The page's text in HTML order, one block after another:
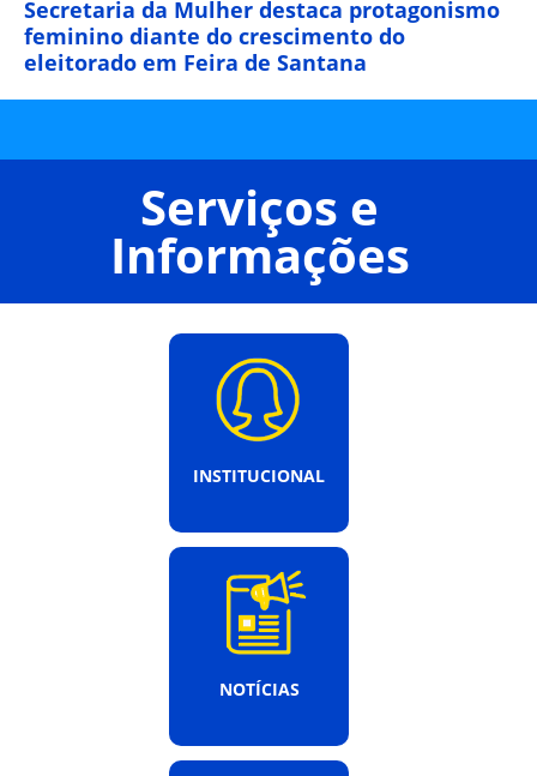
Secretaria da Mulher destaca protagonismo
feminino diante do crescimento do
eleitorado em Feira de Santana
Serviços e
Informações
INSTITUCIONAL
NOTÍCIAS